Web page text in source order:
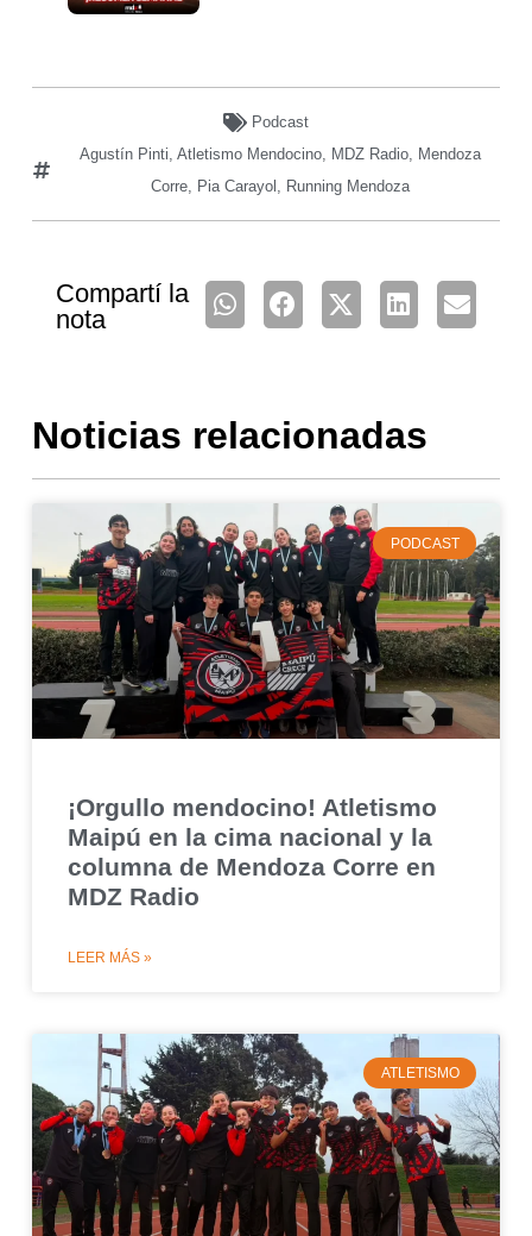
Podcast
Agustín Pinti, Atletismo Mendocino, MDZ Radio, Mendoza
Corre, Pia Carayol , Running Mendoza
Compartí la
nota
Noticias relacionadas
PODCAST
¡Orgullo mendocino! Atletismo
Maipú en la cima nacional y la
columna de Mendoza Corre en
MDZ Radio
LEER MÁS »
ATLETISMO